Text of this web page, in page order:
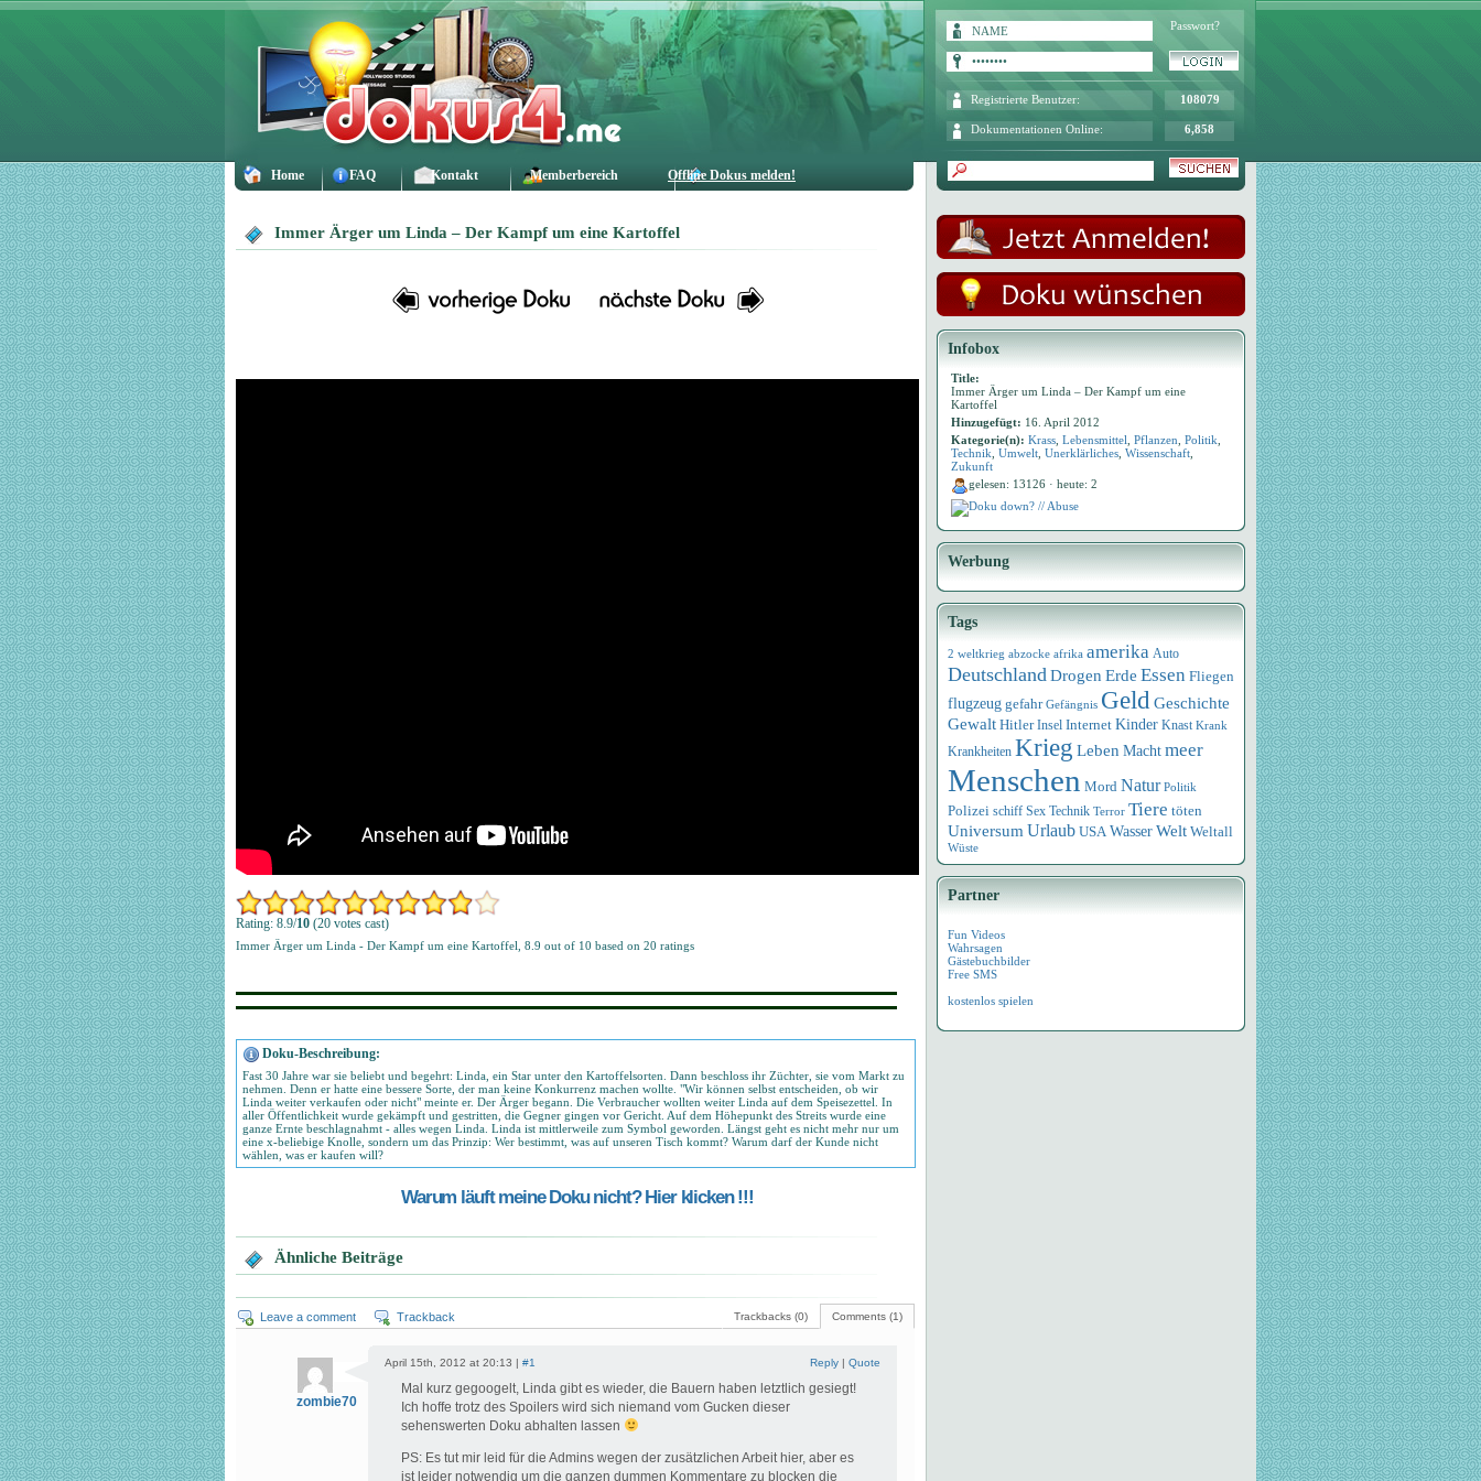
Home FAQ Kontakt Memberbereich Offline Dokus melden!
Passwort?
Registrierte Benutzer: 108079
Dokumentationen Online: 6,858
Immer Ärger um Linda – Der Kampf um eine Kartoffel
Rating: 8.9/10 (20 votes cast)
Immer Ärger um Linda - Der Kampf um eine Kartoffel 8.9 out of 10 based on 20 ratings
Doku-Beschreibung:
Fast 30 Jahre war sie beliebt und begehrt: Linda, ein Star unter den Kartoffelsorten. Dann beschloss ihr Züchter, sie vom Markt zu
nehmen. Denn er hatte eine bessere Sorte, der man keine Konkurrenz machen wollte. "Wir können selbst entscheiden, ob wir
Linda weiter verkaufen oder nicht" meinte er. Der Ärger begann. Die Verbraucher wollten weiter Linda auf dem Speisezettel. In
aller Öffentlichkeit wurde gekämpft und gestritten, die Gegner gingen vor Gericht. Auf dem Höhepunkt des Streits wurde eine
ganze Ernte beschlagnahmt - alles wegen Linda. Linda ist mittlerweile zum Symbol geworden. Längst geht es nicht mehr nur um
eine x-beliebige Knolle, sondern um das Prinzip: Wer bestimmt, was auf unseren Tisch kommt? Warum darf der Kunde nicht
wählen, was er kaufen will?
Warum läuft meine Doku nicht? Hier klicken !!!
Ähnliche Beiträge
Comments (1)
Trackbacks (0)
Leave a comment Trackback
zombie70
April 15th, 2012 at 20:13 | #1 Reply | Quote
Mal kurz gegoogelt, Linda gibt es wieder, die Bauern haben letztlich gesiegt!
Ich hoffe trotz des Spoilers wird sich niemand vom Gucken dieser
sehenswerten Doku abhalten lassen
PS: Es tut mir leid für die Admins wegen der zusätzlichen Arbeit hier, aber es
ist leider notwendig um die ganzen dummen Kommentare zu blocken die
Infobox
Title:
Immer Ärger um Linda – Der Kampf um eine
Kartoffel
Hinzugefügt: 16. April 2012
Kategorie(n): Krass Lebensmittel Pflanzen Politik
Technik Umwelt Unerklärliches Wissenschaft
Zukunft
gelesen: 13126 · heute: 2
Doku down? // Abuse
Werbung
Tags
2 weltkrieg abzocke afrika amerika Auto
DeutschlandDrogen Erde Essen Fliegen
flugzeug gefahr Gefängnis GeldGeschichte
Gewalt Hitler Insel Internet Kinder Knast Krank
Krankheiten Krieg Leben Macht meer
Menschen Mord Natur Politik
Polizei schiff Sex Technik Terror Tiere töten
Universum Urlaub USA WasserWelt Weltall
Wüste
Partner
Fun Videos
Wahrsagen
Gästebuchbilder
Free SMS
kostenlos spielen